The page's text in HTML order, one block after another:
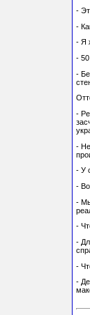
-
-
- Я
-
-
-
-
- У
-
-
-
-
-
-